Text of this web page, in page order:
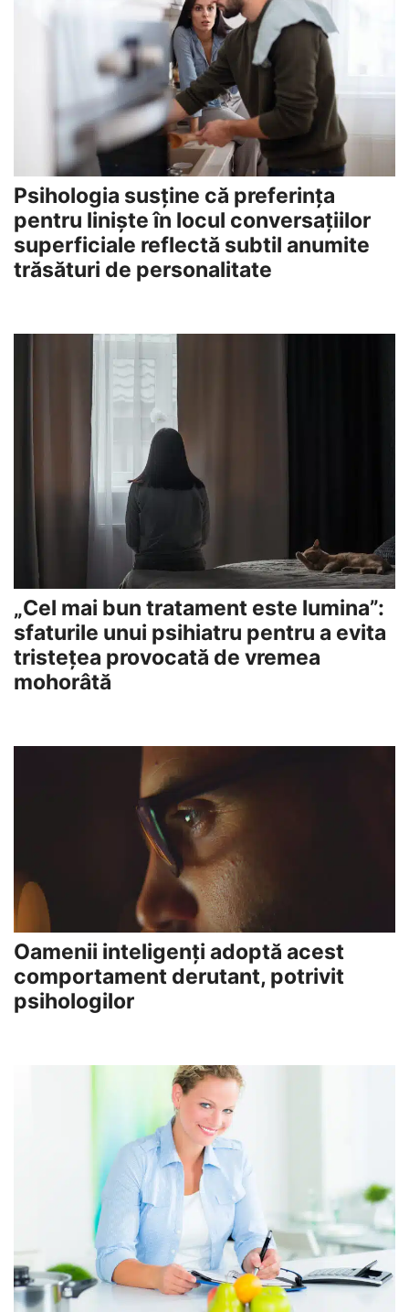
Psihologia susține că preferința
pentru liniște în locul conversațiilor
superficiale reflectă subtil anumite
trăsături de personalitate
„Cel mai bun tratament este lumina”:
sfaturile unui psihiatru pentru a evita
tristețea provocată de vremea
mohorâtă
Oamenii inteligenți adoptă acest
comportament derutant, potrivit
psihologilor